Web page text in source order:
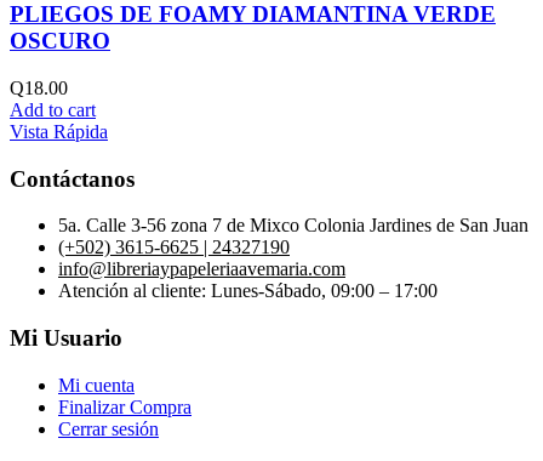
PLIEGOS DE FOAMY DIAMANTINA VERDE
OSCURO
Q18.00
Add to cart
Vista Rápida
Contáctanos
5a. Calle 3-56 zona 7 de Mixco Colonia Jardines de San Juan
(+502) 3615-6625 | 24327190
info@libreriaypapeleriaavemaria.com
Atención al cliente: Lunes-Sábado, 09:00 – 17:00
Mi Usuario
Mi cuenta
Finalizar Compra
Cerrar sesión